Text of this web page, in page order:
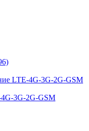
LTE-4G-3G-2G-GSM
3G-2G-GSM